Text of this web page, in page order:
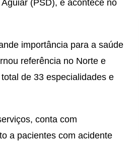
(PSD), e acontece no
importância para a saúde
referência no Norte e
de 33 especialidades e
conta com
a pacientes com acidente